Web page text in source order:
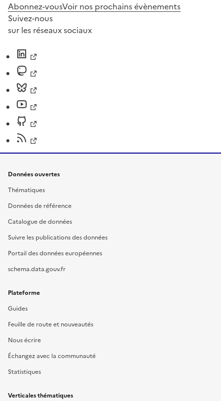
Abonnez-vousVoir nos prochains évènements
Suivez-nous
sur les réseaux sociaux
Données ouvertes
Thématiques
Données de référence
Catalogue de données
Suivre les publications des données
Portail des données européennes
schema.data.gouv.fr
Plateforme
Guides
Feuille de route et nouveautés
Nous écrire
Échangez avec la communauté
Statistiques
Verticales thématiques